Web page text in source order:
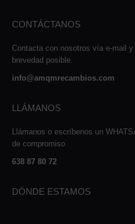
CONTÁCTANOS
Contacta con nosotros vía e-mail
brevedad posible.
info@amqmrecambios.com
LLÁMANOS
Llámanos o escríbenos un
de compromiso
638 87 80 72
DÓNDE ESTAMOS